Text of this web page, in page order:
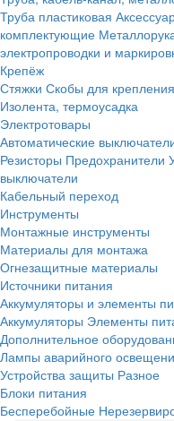
Труба пластиковая
комплектующие
электропроводки и
Крепёж
Стяжки Скобы для
Изолента, термоусадка
Электротовары
Автоматические
Резисторы Предохранители
выключатели
Кабельный переход
Инструменты
Монтажные инструменты
Материалы для монтажа
Огнезащитные материалы
Источники питания
Аккумуляторы и элементы
Аккумуляторы Элементы
Дополнительное
Лампы аварийного
Устройства защиты Разное
Блоки питания
Бесперебойные